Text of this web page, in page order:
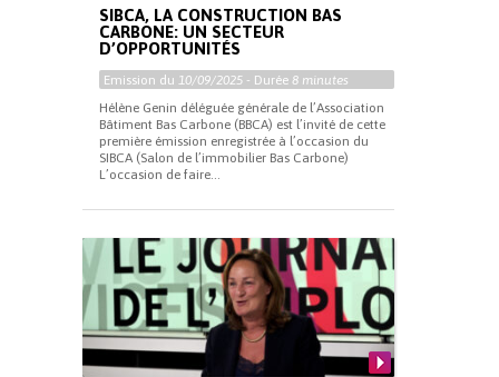
SIBCA, LA CONSTRUCTION BAS
CARBONE: UN SECTEUR
D’OPPORTUNITÉS
Emission du 10/09/2025 - Durée 8 minutes
Hélène Genin déléguée générale de l’Association
Bâtiment Bas Carbone (BBCA) est l’invité de cette
première émission enregistrée à l’occasion du
SIBCA (Salon de l’immobilier Bas Carbone)
L’occasion de faire...